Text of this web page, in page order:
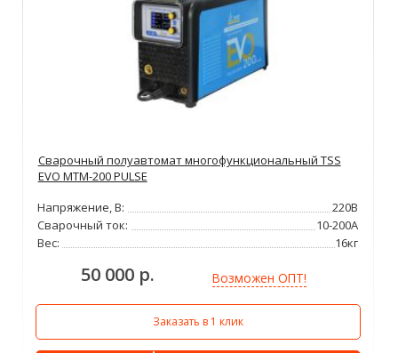
Сварочный полуавтомат многофункциональный TSS
EVO MTM-200 PULSE
Напряжение, В:
220В
Сварочный ток:
10-200А
Вес:
16кг
50 000 р. Возможен ОПТ!
Заказать в 1 клик